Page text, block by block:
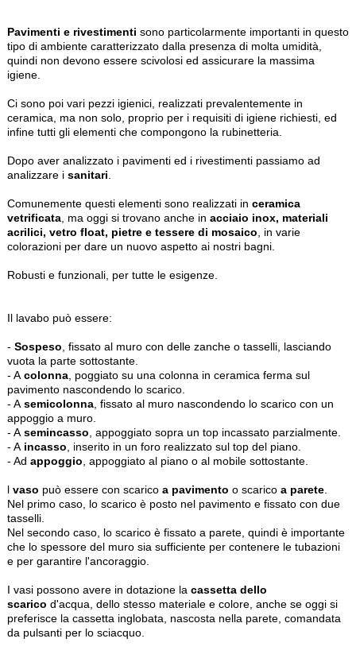
Pavimenti e rivestimenti sono particolarmente importanti in questo
tipo di ambiente caratterizzato dalla presenza di molta umidità,
quindi non devono essere scivolosi ed assicurare la massima
igiene.
Ci sono poi vari pezzi igienici, realizzati prevalentemente in
ceramica, ma non solo, proprio per i requisiti di igiene richiesti, ed
infine tutti gli elementi che compongono la rubinetteria.
Dopo aver analizzato i pavimenti ed i rivestimenti passiamo ad
analizzare i sanitari
Comunemente questi elementi sono realizzati in ceramica
vetrificata, ma oggi si trovano anche in acciaio inox, materiali
acrilici, vetro float, pietre e tessere di mosaico , in varie
colorazioni per dare un nuovo aspetto ai nostri bagni.
Robusti e funzionali, per tutte le esigenze.
Il lavabo può essere:
- Sospeso , fissato al muro con delle zanche o tasselli, lasciando
vuota la parte sottostante.
- A colonna, poggiato su una colonna in ceramica ferma sul
pavimento nascondendo lo scarico.
- A semicolonna, fissato al muro nascondendo lo scarico con un
appoggio a muro.
- A semincasso , appoggiato sopra un top incassato parzialmente.
- A incasso , inserito in un foro realizzato sul top del piano.
- Ad appoggio , appoggiato al piano o al mobile sottostante.
l vaso può essere con scarico a pavimento o scarico a parete.
Nel primo caso, lo scarico è posto nel pavimento e fissato con due
tasselli.
Nel secondo caso, lo scarico è fissato a parete, quindi è importante
che lo spessore del muro sia sufficiente per contenere le tubazioni
e per garantire l'ancoraggio.
I vasi possono avere in dotazione la cassetta dello
scarico d'acqua, dello stesso materiale e colore, anche se oggi si
preferisce la cassetta inglobata, nascosta nella parete, comandata
da pulsanti per lo sciacquo.